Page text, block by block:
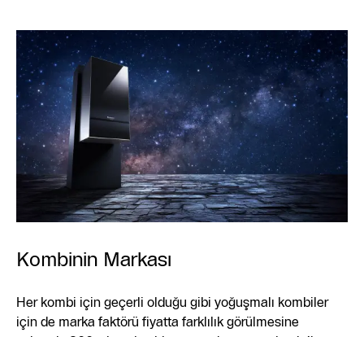
Kombinin Markası
Her kombi için geçerli olduğu gibi yoğuşmalı kombiler
için de marka faktörü fiyatta farklılık görülmesine